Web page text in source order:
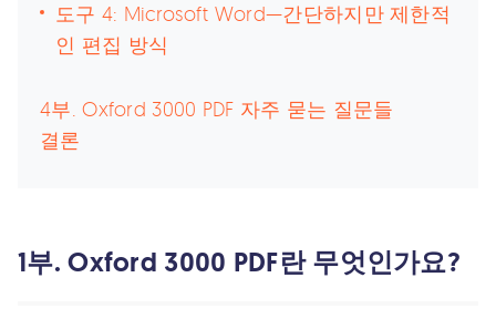
도구 4: Microsoft Word—간단하지만 제한적
인 편집 방식
4부. Oxford 3000 PDF 자주 묻는 질문들
결론
1부. Oxford 3000 PDF란 무엇인가요?